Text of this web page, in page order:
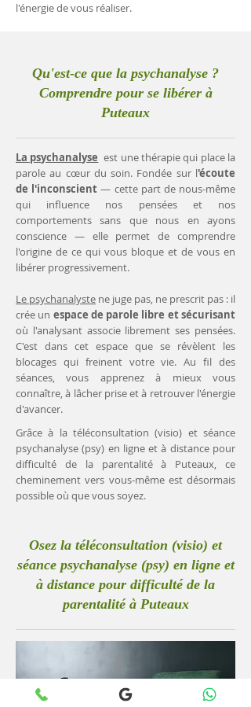
l'énergie de vous réaliser.
Qu'est-ce que la psychanalyse ?
Comprendre pour se libérer à
Puteaux
La psychanalyse est une thérapie qui place la
parole au cœur du soin. Fondée sur l'écoute
de l'inconscient— cette part de nous-même
qui influence nos pensées et nos
comportements sans que nous en ayons
conscience — elle permet de comprendre
l'origine de ce qui vous bloque et de vous en
libérer progressivement.
Le psychanalyste ne juge pas, ne prescrit pas : il
crée un espace de parole libre et sécurisant
où l'analysant associe librement ses pensées.
C'est dans cet espace que se révèlent les
blocages qui freinent votre vie. Au fil des
séances, vous apprenez à mieux vous
connaître, à lâcher prise et à retrouver l'énergie
d'avancer.
Grâce à la téléconsultation (visio) et séance
psychanalyse (psy) en ligne et à distance pour
difficulté de la parentalité à Puteaux, ce
cheminement vers vous-même est désormais
possible où que vous soyez.
Osez la téléconsultation (visio) et
séance psychanalyse (psy) en ligne et
à distance pour difficulté de la
parentalité à Puteaux